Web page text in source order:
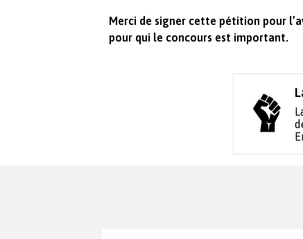
Merci de signer cette pétition pour
pour qui le concours est important.